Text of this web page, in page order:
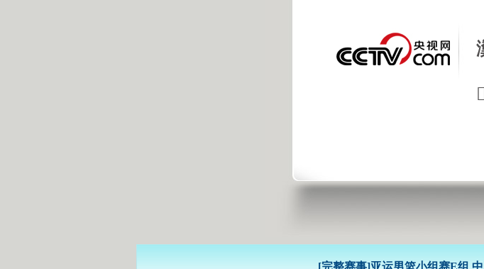
[完整赛事]亚运男篮小组赛E组